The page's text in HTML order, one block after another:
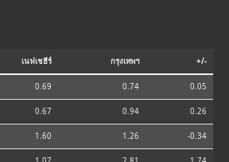
เนฟเชฮีร์ กรุงเทพฯ +/-
0.69 0.74 0.05
0.67 0.94 0.26
1.60 1.26 -0.34